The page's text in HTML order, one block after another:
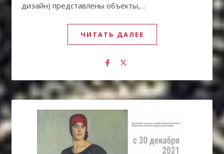
дизайн) представлены объекты,…
ЧИТАТЬ ДАЛЕЕ